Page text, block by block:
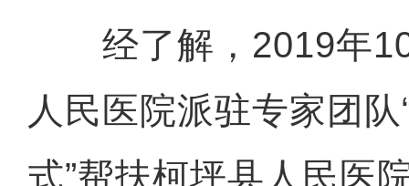
经了解，2019年10
人民医院派驻专家团队
式”帮扶柯坪县人民医